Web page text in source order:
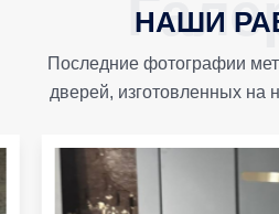
НАШИ
Последние фотографии
дверей, изготовленных на